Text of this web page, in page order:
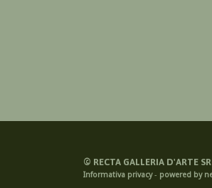
© RECTA GALLERIA D'ARTE
Informativa privacy- powered by